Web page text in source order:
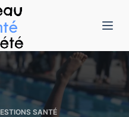
SANTÉ